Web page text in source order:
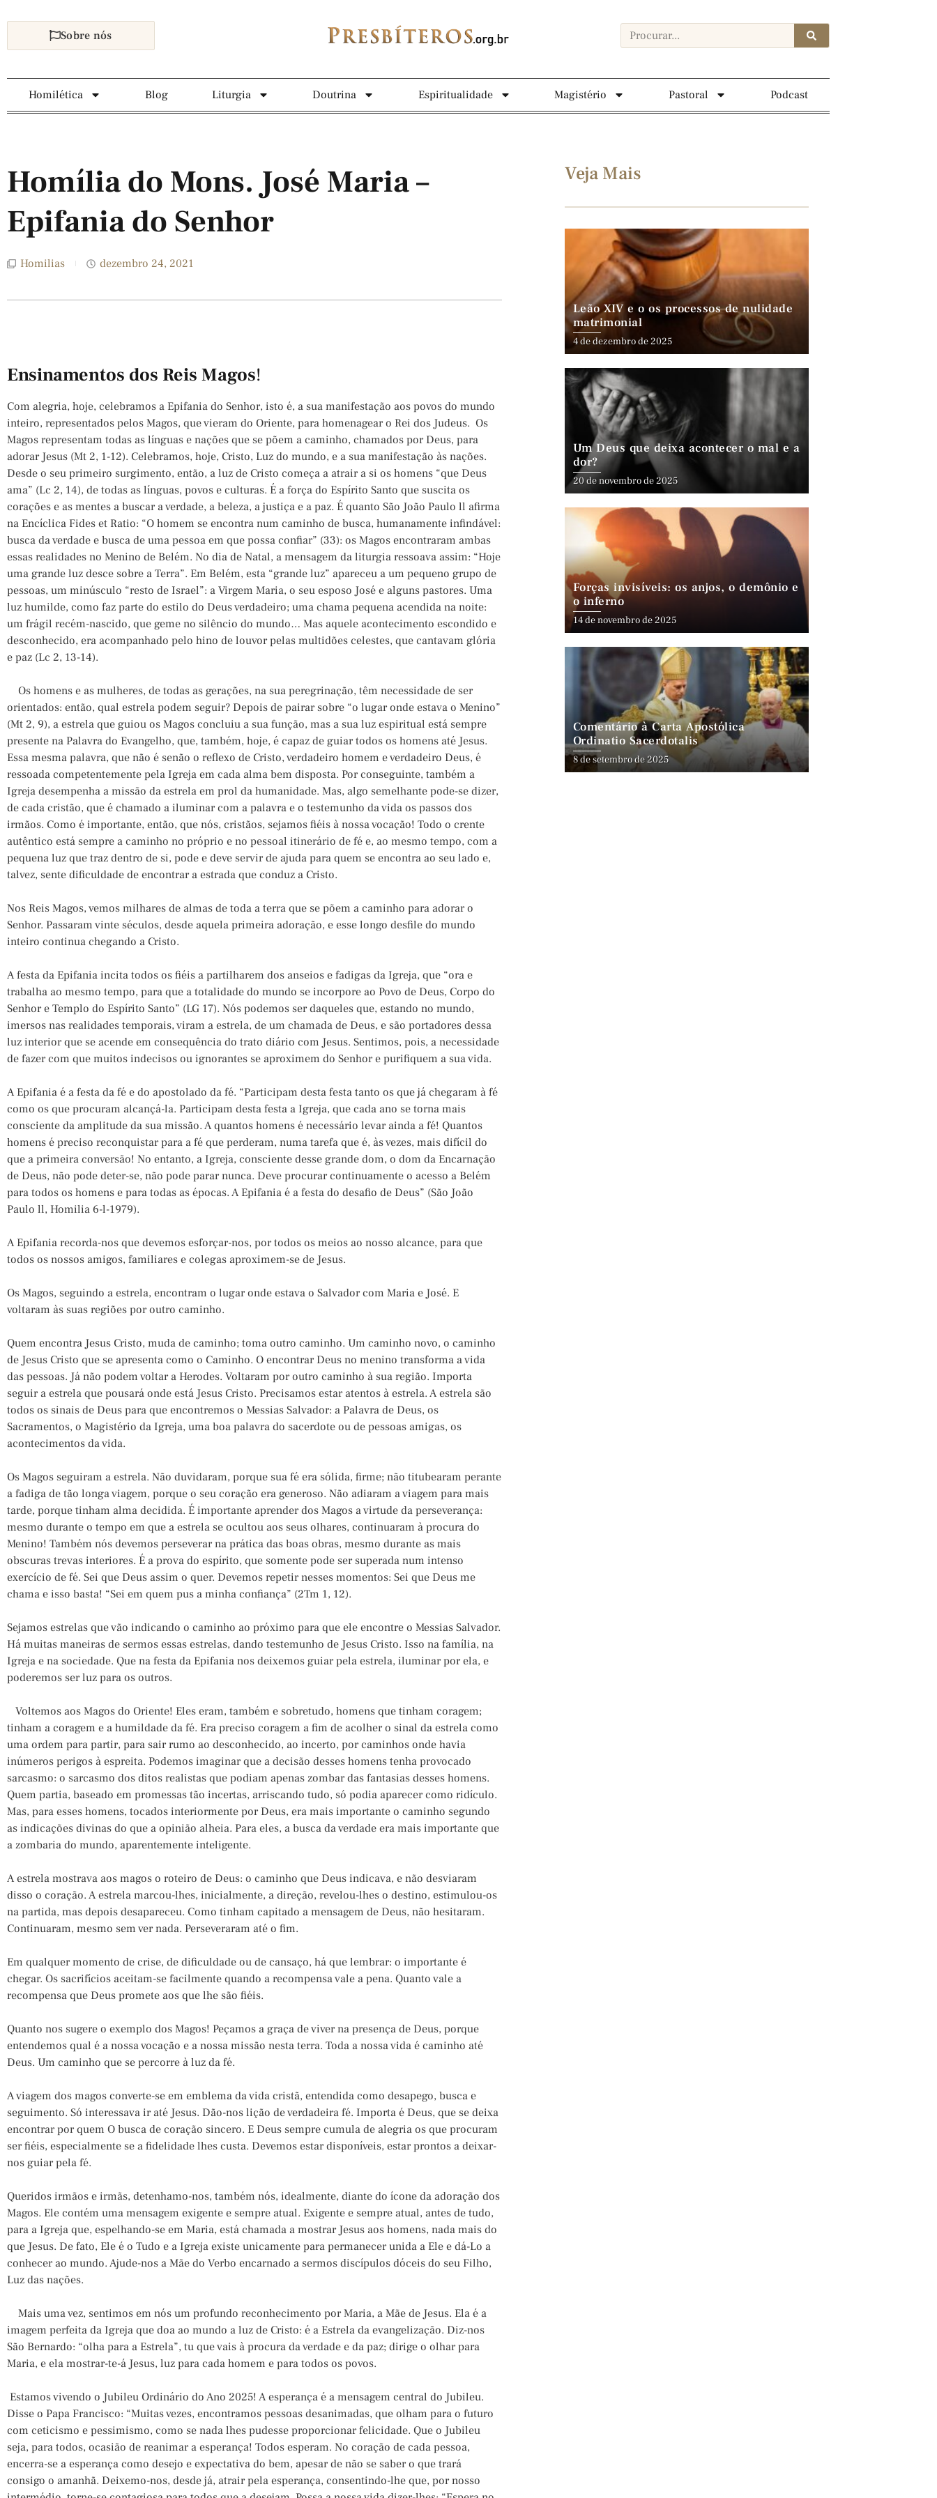
Sobre nós
Homilética Blog Liturgia Doutrina Espiritualidade Magistério Pastoral Podcast
Homília do Mons. José Maria –
Epifania do Senhor
Homilias dezembro 24, 2021
Ensinamentos dos Reis Magos!
Com alegria, hoje, celebramos a Epifania do Senhor, isto é, a sua manifestação aos povos do mundo
inteiro, representados pelos Magos, que vieram do Oriente, para homenagear o Rei dos Judeus. Os
Magos representam todas as línguas e nações que se põem a caminho, chamados por Deus, para
adorar Jesus (Mt 2, 1-12). Celebramos, hoje, Cristo, Luz do mundo, e a sua manifestação às nações.
Desde o seu primeiro surgimento, então, a luz de Cristo começa a atrair a si os homens “que Deus
ama” (Lc 2, 14), de todas as línguas, povos e culturas. É a força do Espírito Santo que suscita os
corações e as mentes a buscar a verdade, a beleza, a justiça e a paz. É quanto São João Paulo ll afirma
na Encíclica Fides et Ratio: “O homem se encontra num caminho de busca, humanamente infindável:
busca da verdade e busca de uma pessoa em que possa confiar” (33): os Magos encontraram ambas
essas realidades no Menino de Belém. No dia de Natal, a mensagem da liturgia ressoava assim: “Hoje
uma grande luz desce sobre a Terra”. Em Belém, esta “grande luz” apareceu a um pequeno grupo de
pessoas, um minúsculo “resto de Israel”: a Virgem Maria, o seu esposo José e alguns pastores. Uma
luz humilde, como faz parte do estilo do Deus verdadeiro; uma chama pequena acendida na noite:
um frágil recém-nascido, que geme no silêncio do mundo… Mas aquele acontecimento escondido e
desconhecido, era acompanhado pelo hino de louvor pelas multidões celestes, que cantavam glória
e paz (Lc 2, 13-14).
Os homens e as mulheres, de todas as gerações, na sua peregrinação, têm necessidade de ser
orientados: então, qual estrela podem seguir? Depois de pairar sobre “o lugar onde estava o Menino”
(Mt 2, 9), a estrela que guiou os Magos concluiu a sua função, mas a sua luz espiritual está sempre
presente na Palavra do Evangelho, que, também, hoje, é capaz de guiar todos os homens até Jesus.
Essa mesma palavra, que não é senão o reflexo de Cristo, verdadeiro homem e verdadeiro Deus, é
ressoada competentemente pela Igreja em cada alma bem disposta. Por conseguinte, também a
Igreja desempenha a missão da estrela em prol da humanidade. Mas, algo semelhante pode-se dizer,
de cada cristão, que é chamado a iluminar com a palavra e o testemunho da vida os passos dos
irmãos. Como é importante, então, que nós, cristãos, sejamos fiéis à nossa vocação! Todo o crente
autêntico está sempre a caminho no próprio e no pessoal itinerário de fé e, ao mesmo tempo, com a
pequena luz que traz dentro de si, pode e deve servir de ajuda para quem se encontra ao seu lado e,
talvez, sente dificuldade de encontrar a estrada que conduz a Cristo.
Nos Reis Magos, vemos milhares de almas de toda a terra que se põem a caminho para adorar o
Senhor. Passaram vinte séculos, desde aquela primeira adoração, e esse longo desfile do mundo
inteiro continua chegando a Cristo.
A festa da Epifania incita todos os fiéis a partilharem dos anseios e fadigas da Igreja, que “ora e
trabalha ao mesmo tempo, para que a totalidade do mundo se incorpore ao Povo de Deus, Corpo do
Senhor e Templo do Espírito Santo” (LG 17). Nós podemos ser daqueles que, estando no mundo,
imersos nas realidades temporais, viram a estrela, de um chamada de Deus, e são portadores dessa
luz interior que se acende em consequência do trato diário com Jesus. Sentimos, pois, a necessidade
de fazer com que muitos indecisos ou ignorantes se aproximem do Senhor e purifiquem a sua vida.
A Epifania é a festa da fé e do apostolado da fé. “Participam desta festa tanto os que já chegaram à fé
como os que procuram alcançá-la. Participam desta festa a Igreja, que cada ano se torna mais
consciente da amplitude da sua missão. A quantos homens é necessário levar ainda a fé! Quantos
homens é preciso reconquistar para a fé que perderam, numa tarefa que é, às vezes, mais difícil do
que a primeira conversão! No entanto, a Igreja, consciente desse grande dom, o dom da Encarnação
de Deus, não pode deter-se, não pode parar nunca. Deve procurar continuamente o acesso a Belém
para todos os homens e para todas as épocas. A Epifania é a festa do desafio de Deus” (São João
Paulo ll, Homilia 6-l-1979).
A Epifania recorda-nos que devemos esforçar-nos, por todos os meios ao nosso alcance, para que
todos os nossos amigos, familiares e colegas aproximem-se de Jesus.
Os Magos, seguindo a estrela, encontram o lugar onde estava o Salvador com Maria e José. E
voltaram às suas regiões por outro caminho.
Quem encontra Jesus Cristo, muda de caminho; toma outro caminho. Um caminho novo, o caminho
de Jesus Cristo que se apresenta como o Caminho. O encontrar Deus no menino transforma a vida
das pessoas. Já não podem voltar a Herodes. Voltaram por outro caminho à sua região. Importa
seguir a estrela que pousará onde está Jesus Cristo. Precisamos estar atentos à estrela. A estrela são
todos os sinais de Deus para que encontremos o Messias Salvador: a Palavra de Deus, os
Sacramentos, o Magistério da Igreja, uma boa palavra do sacerdote ou de pessoas amigas, os
acontecimentos da vida.
Os Magos seguiram a estrela. Não duvidaram, porque sua fé era sólida, firme; não titubearam perante
a fadiga de tão longa viagem, porque o seu coração era generoso. Não adiaram a viagem para mais
tarde, porque tinham alma decidida. É importante aprender dos Magos a virtude da perseverança:
mesmo durante o tempo em que a estrela se ocultou aos seus olhares, continuaram à procura do
Menino! Também nós devemos perseverar na prática das boas obras, mesmo durante as mais
obscuras trevas interiores. É a prova do espírito, que somente pode ser superada num intenso
exercício de fé. Sei que Deus assim o quer. Devemos repetir nesses momentos: Sei que Deus me
chama e isso basta! “Sei em quem pus a minha confiança” (2Tm 1, 12).
Sejamos estrelas que vão indicando o caminho ao próximo para que ele encontre o Messias Salvador.
Há muitas maneiras de sermos essas estrelas, dando testemunho de Jesus Cristo. Isso na família, na
Igreja e na sociedade. Que na festa da Epifania nos deixemos guiar pela estrela, iluminar por ela, e
poderemos ser luz para os outros.
Voltemos aos Magos do Oriente! Eles eram, também e sobretudo, homens que tinham coragem;
tinham a coragem e a humildade da fé. Era preciso coragem a fim de acolher o sinal da estrela como
uma ordem para partir, para sair rumo ao desconhecido, ao incerto, por caminhos onde havia
inúmeros perigos à espreita. Podemos imaginar que a decisão desses homens tenha provocado
sarcasmo: o sarcasmo dos ditos realistas que podiam apenas zombar das fantasias desses homens.
Quem partia, baseado em promessas tão incertas, arriscando tudo, só podia aparecer como ridículo.
Mas, para esses homens, tocados interiormente por Deus, era mais importante o caminho segundo
as indicações divinas do que a opinião alheia. Para eles, a busca da verdade era mais importante que
a zombaria do mundo, aparentemente inteligente.
A estrela mostrava aos magos o roteiro de Deus: o caminho que Deus indicava, e não desviaram
disso o coração. A estrela marcou-lhes, inicialmente, a direção, revelou-lhes o destino, estimulou-os
na partida, mas depois desapareceu. Como tinham capitado a mensagem de Deus, não hesitaram.
Continuaram, mesmo sem ver nada. Perseveraram até o fim.
Em qualquer momento de crise, de dificuldade ou de cansaço, há que lembrar: o importante é
chegar. Os sacrifícios aceitam-se facilmente quando a recompensa vale a pena. Quanto vale a
recompensa que Deus promete aos que lhe são fiéis.
Quanto nos sugere o exemplo dos Magos! Peçamos a graça de viver na presença de Deus, porque
entendemos qual é a nossa vocação e a nossa missão nesta terra. Toda a nossa vida é caminho até
Deus. Um caminho que se percorre à luz da fé.
A viagem dos magos converte-se em emblema da vida cristã, entendida como desapego, busca e
seguimento. Só interessava ir até Jesus. Dão-nos lição de verdadeira fé. Importa é Deus, que se deixa
encontrar por quem O busca de coração sincero. E Deus sempre cumula de alegria os que procuram
ser fiéis, especialmente se a fidelidade lhes custa. Devemos estar disponíveis, estar prontos a deixar-
nos guiar pela fé.
Queridos irmãos e irmãs, detenhamo-nos, também nós, idealmente, diante do ícone da adoração dos
Magos. Ele contém uma mensagem exigente e sempre atual. Exigente e sempre atual, antes de tudo,
para a Igreja que, espelhando-se em Maria, está chamada a mostrar Jesus aos homens, nada mais do
que Jesus. De fato, Ele é o Tudo e a Igreja existe unicamente para permanecer unida a Ele e dá-Lo a
conhecer ao mundo. Ajude-nos a Mãe do Verbo encarnado a sermos discípulos dóceis do seu Filho,
Luz das nações.
Mais uma vez, sentimos em nós um profundo reconhecimento por Maria, a Mãe de Jesus. Ela é a
imagem perfeita da Igreja que doa ao mundo a luz de Cristo: é a Estrela da evangelização. Diz-nos
São Bernardo: “olha para a Estrela”, tu que vais à procura da verdade e da paz; dirige o olhar para
Maria, e ela mostrar-te-á Jesus, luz para cada homem e para todos os povos.
Estamos vivendo o Jubileu Ordinário do Ano 2025! A esperança é a mensagem central do Jubileu.
Disse o Papa Francisco: “Muitas vezes, encontramos pessoas desanimadas, que olham para o futuro
com ceticismo e pessimismo, como se nada lhes pudesse proporcionar felicidade. Que o Jubileu
seja, para todos, ocasião de reanimar a esperança! Todos esperam. No coração de cada pessoa,
encerra-se a esperança como desejo e expectativa do bem, apesar de não se saber o que trará
consigo o amanhã. Deixemo-nos, desde já, atrair pela esperança, consentindo-lhe que, por nosso
Veja Mais
Leão XIV e o os processos de nulidade
matrimonial
4 de dezembro de 2025
Um Deus que deixa acontecer o mal e a
dor?
20 de novembro de 2025
Forças invisíveis: os anjos, o demônio e
o inferno
14 de novembro de 2025
Comentário à Carta Apostólica
Ordinatio Sacerdotalis
8 de setembro de 2025